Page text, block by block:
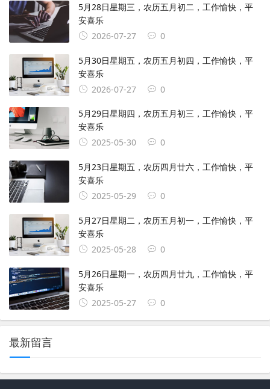
5月28日星期三，农历五月初二，工作愉快，平
安喜乐
2026-07-27
0
5月30日星期五，农历五月初四，工作愉快，平
安喜乐
2026-07-27
0
5月29日星期四，农历五月初三，工作愉快，平
安喜乐
2025-05-30
0
5月23日星期五，农历四月廿六，工作愉快，平
安喜乐
2025-05-29
0
5月27日星期二，农历五月初一，工作愉快，平
安喜乐
2025-05-28
0
5月26日星期一，农历四月廿九，工作愉快，平
安喜乐
2025-05-27
0
最新留言